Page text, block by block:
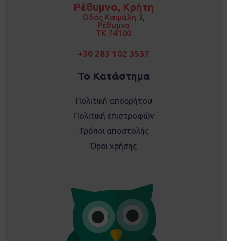
o
k
r
a
m
Ρέθυμνο, Κρήτη
Οδός Καψάλη 3,
Ρέθυμνο
TK 74100
+30 283 102 3537
Το Κατάστημα
Πολιτική απορρήτου
Πολιτική επιστροφών
Τρόποι αποστολής
Όροι χρήσης